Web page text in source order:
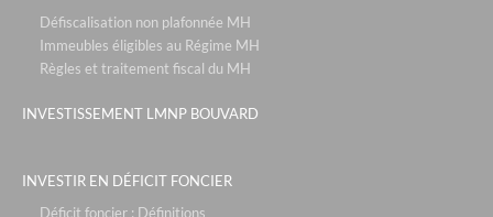
fleur d'o- grenoble
city zen - investissement immobilier à lyon 9ème
l'amiral- tassin
Défiscalisation non plafonnée MH
Immeubles éligibles au Régime MH
Règles et traitement fiscal du MH
INVESTISSEMENT LMNP BOUVARD
INVESTIR EN DÉFICIT FONCIER
Déficit foncier : Définitions